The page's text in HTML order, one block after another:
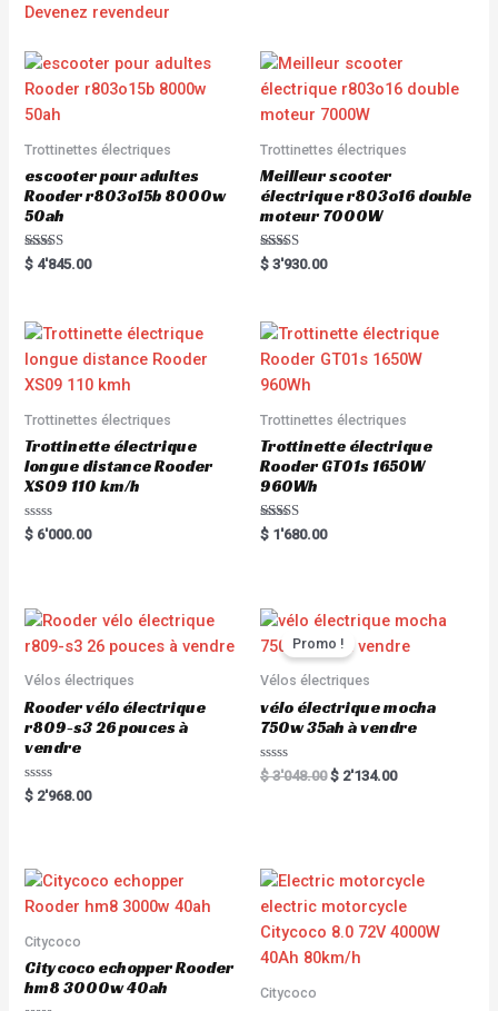
Devenez revendeur
Trottinettes électriques
escooter pour adultes
Rooder r803o15b 8000w
50ah
Rated
5.00
$ 4'845.00
Trottinettes électriques
Meilleur scooter
électrique r803o16 double
moteur 7000W
Rated
5.00
$ 3'930.00
Trottinettes électriques
Trottinette électrique
longue distance Rooder
XS09 110 km/h
R
a
o
u
o
5
$ 6'000.00
Trottinettes électriques
Trottinette électrique
Rooder GT01s 1650W
960Wh
Rated
5.00
$ 1'680.00
Vélos électriques
Rooder vélo électrique
r809-s3 26 pouces à
vendre
R
a
o
u
t
o
5
$ 2'968.00
Promo !
Vélos électriques
vélo électrique mocha
750w 35ah à vendre
R
a
u
t
f
$3'048.00 $ 2'134.00
Citycoco
Citycoco echopper Rooder
hm8 3000w 40ah
Citycoco